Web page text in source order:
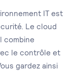
IT est
Le cloud
combine
le contrôle et
gardez ainsi